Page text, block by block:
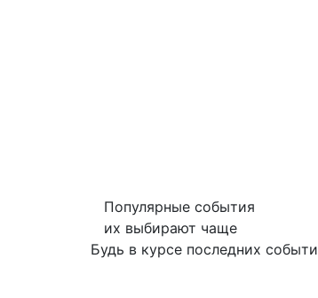
Популярные события
их выбирают чаще
Будь в курсе последних